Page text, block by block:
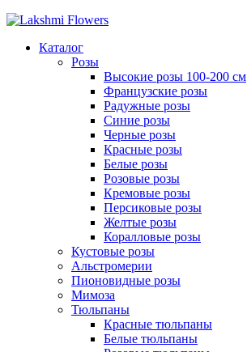
Каталог
Розы
Высокие розы 100-200 см
Французские розы
Радужные розы
Синие розы
Черные розы
Красные розы
Белые розы
Розовые розы
Кремовые розы
Персиковые розы
Желтые розы
Коралловые розы
Кустовые розы
Альстромерии
Пионовидные розы
Мимоза
Тюльпаны
Красные тюльпаны
Белые тюльпаны